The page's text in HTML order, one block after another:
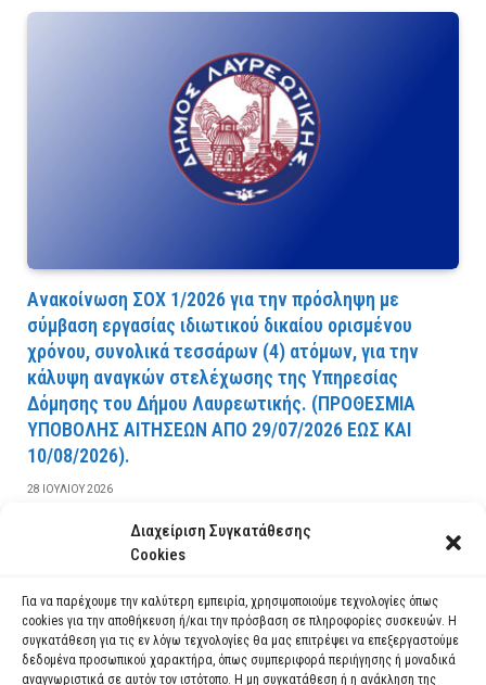
Διαχείριση Συγκατάθεσης
Cookies
Για να παρέχουμε την καλύτερη εμπειρία, χρησιμοποιούμε τεχνολογίες όπως
cookies για την αποθήκευση ή/και την πρόσβαση σε πληροφορίες συσκευών. Η
συγκατάθεση για τις εν λόγω τεχνολογίες θα μας επιτρέψει να επεξεργαστούμε
δεδομένα προσωπικού χαρακτήρα, όπως συμπεριφορά περιήγησης ή μοναδικά
αναγνωριστικά σε αυτόν τον ιστότοπο. Η μη συγκατάθεση ή η ανάκληση της
Ανακοίνωση ΣΟΧ 1/2026 για την πρόσληψη με
σύμβαση εργασίας ιδιωτικού δικαίου ορισμένου
χρόνου, συνολικά τεσσάρων (4) ατόμων, για την
κάλυψη αναγκών στελέχωσης της Υπηρεσίας
Δόμησης του Δήμου Λαυρεωτικής. (ΠPOΘEΣMIA
YΠOBOΛHΣ AITHΣEΩN AΠO 29/07/2026 EΩΣ KAI
10/08/2026).
28 ΙΟΥΛΊΟΥ 2026
ΔΙΑΒΆΣΤΕ ΠΕΡΙΣΣΌΤΕΡΑ